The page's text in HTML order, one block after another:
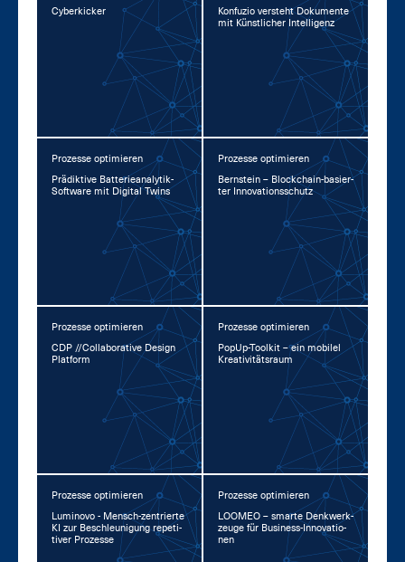
Cy­ber­ki­cker
Kon­fu­zio ver­steht Do­ku­men­te
mit Künst­li­cher In­tel­li­genz
Prozesse optimieren
Prä­dik­ti­ve Bat­te­rie­ana­ly­tik-
Soft­ware mit Di­gi­tal Twins
Prozesse optimieren
Bern­stein – Block­chain-ba­sier­
ter In­no­va­ti­ons­schutz
Prozesse optimieren
CDP //Col­la­bo­ra­ti­ve De­sign
Plat­form
Prozesse optimieren
Po­pUp-Tool­kit – ein mo­bi­l­el
Krea­ti­vi­täts­raum
Prozesse optimieren
Lu­mi­no­vo - Mensch-zen­trier­te
KI zur Be­schleu­ni­gung re­pe­ti­
ti­ver Pro­zes­se
Prozesse optimieren
LOO­MEO – smar­te Denk­werk­
zeu­ge für Busi­ness-In­no­va­tio­
nen